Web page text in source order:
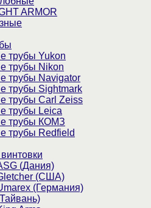
ARMOR
трубы Yukon
трубы Nikon
трубы Navigator
трубы Sightmark
трубы Carl Zeiss
трубы Leica
трубы КОМЗ
трубы Redfield
(Дания)
(США)
(Германия)